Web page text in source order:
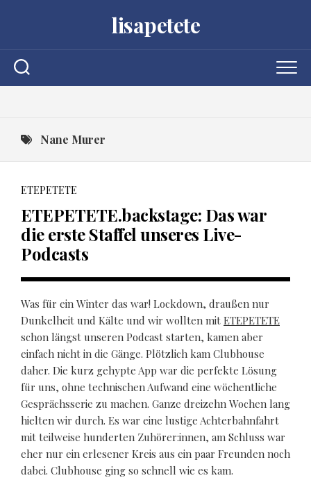
lisapetete
Nane Murer
ETEPETETE
ETEPETETE.backstage: Das war
die erste Staffel unseres Live-
Podcasts
Was für ein Winter das war! Lockdown, draußen nur
Dunkelheit und Kälte und wir wollten mit ETEPETETE
schon längst unseren Podcast starten, kamen aber
einfach nicht in die Gänge. Plötzlich kam Clubhouse
daher. Die kurz gehypte App war die perfekte Lösung
für uns, ohne technischen Aufwand eine wöchentliche
Gesprächsserie zu machen. Ganze dreizehn Wochen lang
hielten wir durch. Es war eine lustige Achterbahnfahrt
mit teilweise hunderten Zuhörer:innen, am Schluss war
eher nur ein erlesener Kreis aus ein paar Freunden noch
dabei. Clubhouse ging so schnell wie es kam.